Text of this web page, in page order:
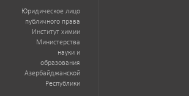
Юридическое лицо
публичного права
Институт химии
Министерства
науки и
образования
Азербайджанской
Республики